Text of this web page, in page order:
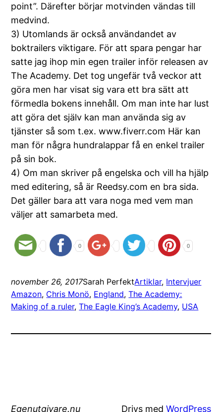
point”. Därefter börjar motvinden vändas till
medvind.
3) Utomlands är också användandet av
boktrailers viktigare. För att spara pengar har
satte jag ihop min egen trailer inför releasen av
The Academy. Det tog ungefär två veckor att
göra men har visat sig vara ett bra sätt att
förmedla bokens innehåll. Om man inte har lust
att göra det själv kan man använda sig av
tjänster så som t.ex. www.fiverr.com Här kan
man för några hundralappar få en enkel trailer
på sin bok.
4) Om man skriver på engelska och vill ha hjälp
med editering, så är Reedsy.com en bra sida.
Det gäller bara att vara noga med vem man
väljer att samarbeta med.
0 0
november 26, 2017Sarah PerfektArtiklar, Intervjuer
Amazon, Chris Monö, England, The Academy:
Making of a ruler, The Eagle King’s Academy, USA
Egenutgivare.nu Drivs med WordPress